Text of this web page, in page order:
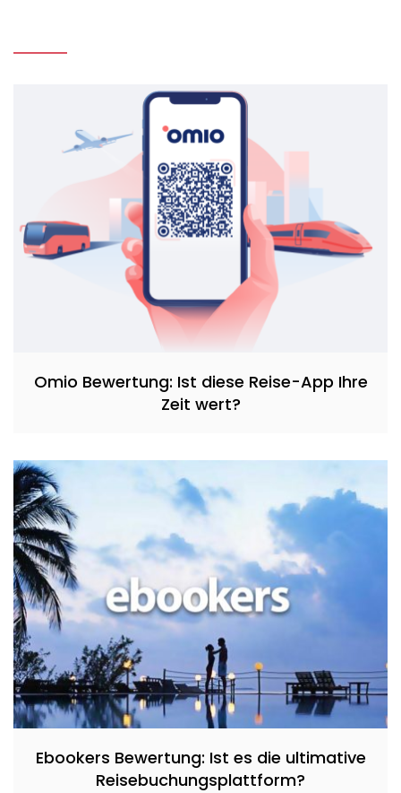
Omio Bewertung: Ist diese Reise-App Ihre
Zeit wert?
Ebookers Bewertung: Ist es die ultimative
Reisebuchungsplattform?